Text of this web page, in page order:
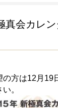
会カレン
方は12月19
。